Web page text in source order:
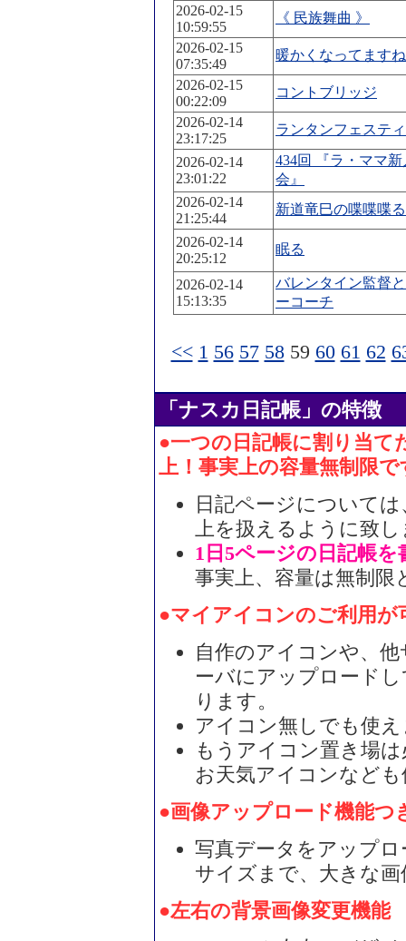
2026-02-15
10:59:55
《 民族舞曲 》
2026-02-15
07:35:49
暖かくなってます
2026-02-15
00:22:09
コントブリッジ
2026-02-14
23:17:25
ランタンフェステ
2026-02-14
23:01:22
434回 『ラ・ママ
会』
2026-02-14
21:25:44
新道竜巳の喋喋喋る
2026-02-14
20:25:12
眠る
2026-02-14
15:13:35
バレンタイン監督
ーコーチ
<< 1 56 57 5859 60 61 62
「ナスカ日記帳」の特徴
●一つの日記帳に割り当て
上！事実上の容量無制限で
日記ページについて
上を扱えるように致
1日5ページの日記帳
事実上、容量は無制
●マイアイコンのご利用が
自作のアイコンや、
ーバにアップロード
ります。
アイコン無しでも使
もうアイコン置き場
お天気アイコンなど
●画像アップロード機能つ
写真データをアップロ
サイズまで、大きな
●左右の背景画像変更機能